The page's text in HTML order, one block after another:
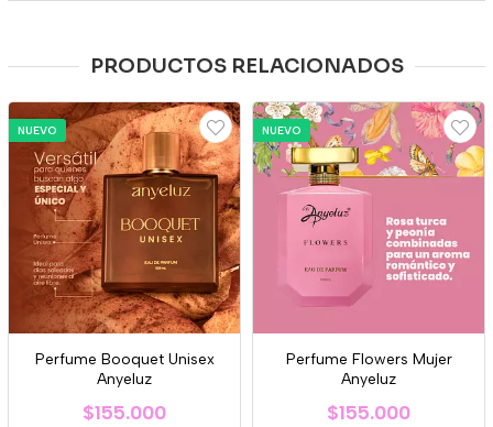
PRODUCTOS RELACIONADOS
NUEVO
Perfume Booquet Unisex
Anyeluz
$155.000
NUEVO
Perfume Flowers Mujer
Anyeluz
$155.000